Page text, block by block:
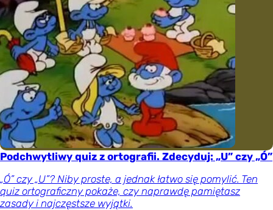
Podchwytliwy quiz z ortografii. Zdecyduj: „U” czy „Ó”
„Ó” czy „U”? Niby proste, a jednak łatwo się pomylić. Ten
quiz ortograficzny pokaże, czy naprawdę pamiętasz
zasady i najczęstsze wyjątki.